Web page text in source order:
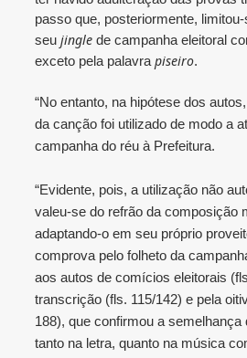
passo que, posteriormente,
seu jingle de campanha eleitoral
exceto pela palavra piseiro.
“No entanto, na hipótese dos
da canção foi utilizado de modo a
campanha do réu à Prefeitura.
“Evidente, pois, a utilização não
valeu-se do refrão da composição
adaptando-o em seu próprio
comprova pelo folheto da
aos autos de comícios eleitorais
transcrição (fls. 115/142) e pela
188), que confirmou a semelhança
tanto na letra, quanto na música